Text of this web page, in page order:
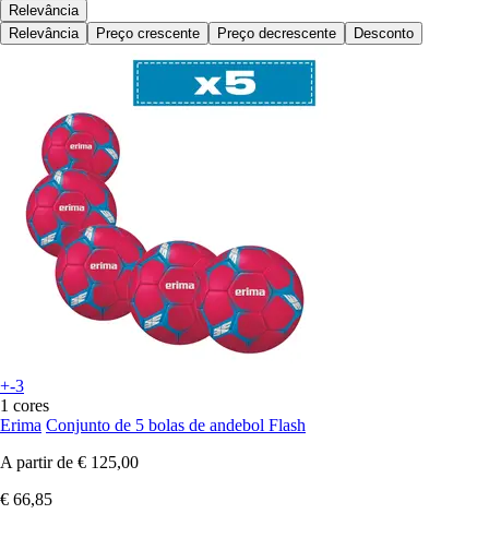
Relevância
Relevância
Preço crescente Preço decrescente Desconto
+-3
1 cores
Erima Conjunto de 5 bolas de andebol Flash
A partir de € 125,00
€ 66,85